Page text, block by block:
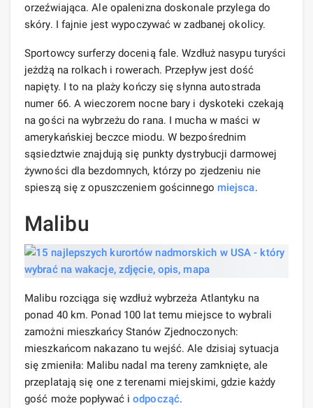
orzeźwiająca. Ale opalenizna doskonale przylega do
skóry. I fajnie jest wypoczywać w zadbanej okolicy.
Sportowcy surferzy docenią fale. Wzdłuż nasypu turyści
jeżdżą na rolkach i rowerach. Przepływ jest dość
napięty. I to na plaży kończy się słynna autostrada
numer 66. A wieczorem nocne bary i dyskoteki czekają
na gości na wybrzeżu do rana. I mucha w maści w
amerykańskiej beczce miodu. W bezpośrednim
sąsiedztwie znajdują się punkty dystrybucji darmowej
żywności dla bezdomnych, którzy po zjedzeniu nie
spieszą się z opuszczeniem gościnnego miejsca.
Malibu
Malibu rozciąga się wzdłuż wybrzeża Atlantyku na
ponad 40 km. Ponad 100 lat temu miejsce to wybrali
zamożni mieszkańcy Stanów Zjednoczonych:
mieszkańcom nakazano tu wejść. Ale dzisiaj sytuacja
się zmieniła: Malibu nadal ma tereny zamknięte, ale
przeplatają się one z terenami miejskimi, gdzie każdy
gość może popływać iodpocząć.